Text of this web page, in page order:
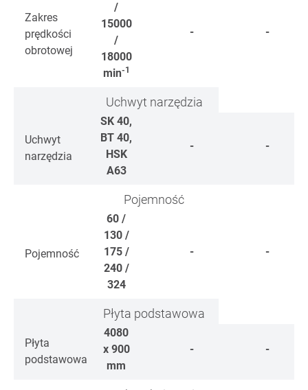
Zakres
prędkości
obrotowej
/
15000
/
18000
min-1
- -
Uchwyt narzędzia
Uchwyt
narzędzia
SK 40,
BT 40,
HSK
A63
- -
Pojemność
Pojemność
60 /
130 /
175 /
240 /
324
- -
Płyta podstawowa
Płyta
podstawowa
4080
x 900
mm
- -